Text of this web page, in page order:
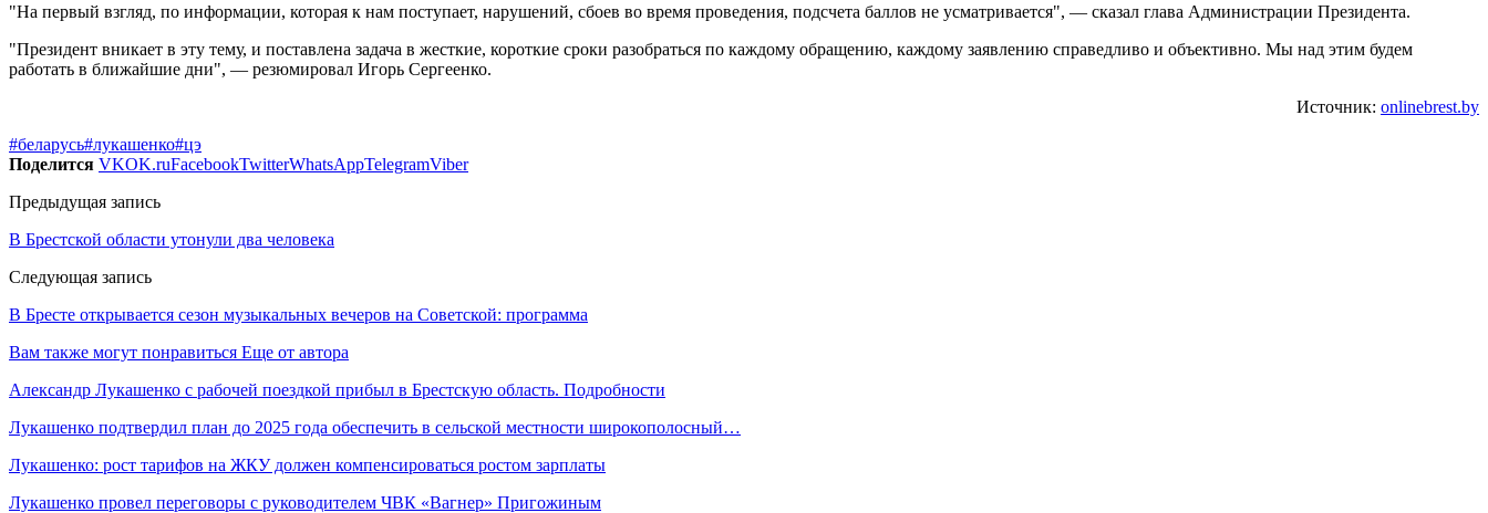
"На первый взгляд, по информации, которая к нам поступает, нарушений, сбоев во время проведения, подсчета баллов не усматривается", — сказал глава Администрации Президента.
"Президент вникает в эту тему, и поставлена задача в жесткие, короткие сроки разобраться по каждому обращению, каждому заявлению справедливо и объективно. Мы над этим будем
работать в ближайшие дни", — резюмировал Игорь Сергеенко.
Источник: onlinebrest.by
#беларусь#лукашенко#цэ
Поделится VKOK.ruFacebookTwitterWhatsAppTelegramViber
Предыдущая запись
В Брестской области утонули два человека
Следующая запись
В Бресте открывается сезон музыкальных вечеров на Советской: программа
Вам также могут понравиться Еще от автора
Александр Лукашенко с рабочей поездкой прибыл в Брестскую область. Подробности
Лукашенко подтвердил план до 2025 года обеспечить в сельской местности широкополосный…
Лукашенко: рост тарифов на ЖКУ должен компенсироваться ростом зарплаты
Лукашенко провел переговоры с руководителем ЧВК «Вагнер» Пригожиным